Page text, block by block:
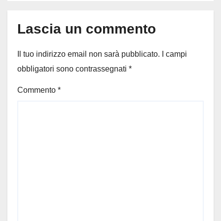
Lascia un commento
Il tuo indirizzo email non sarà pubblicato.
I campi
obbligatori sono contrassegnati *
Commento *